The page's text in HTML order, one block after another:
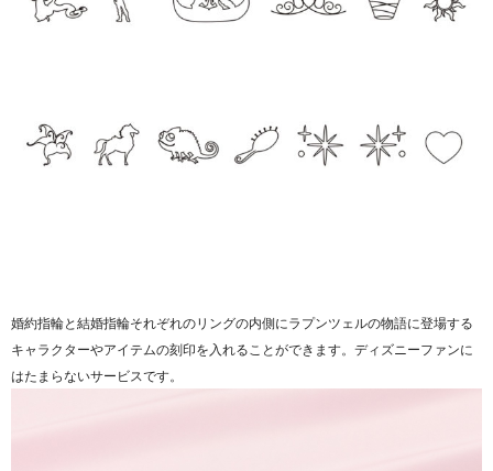
婚約指輪と結婚指輪それぞれのリングの内側にラプンツェルの物語に登場する
キャラクターやアイテムの刻印を入れることができます。ディズニーファンに
はたまらないサービスです。